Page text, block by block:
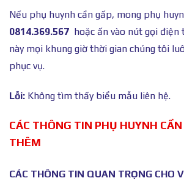
Nếu phụ huynh cần gấp, mong phụ
0814.369.567 hoặc ấn vào nút gọi
này mọi khung giờ thời gian chúng tôi
phục vụ.
Lỗi: Không tìm thấy biểu mẫu liên hệ.
CÁC THÔNG TIN PHỤ HUYNH
THÊM
CÁC THÔNG TIN QUAN TRỌNG CHO